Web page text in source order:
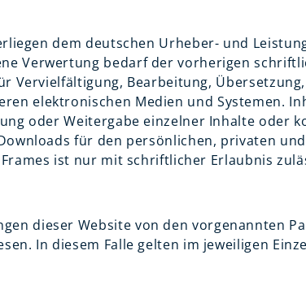
dem deutschen Urheber- und
Verwertung bedarf der vorherigen
Vervielfältigung, Bearbeitung,
elektronischen Medien und Systemen.
oder Weitergabe einzelner Inhalte oder
für den persönlichen, privaten
ist nur mit schriftlicher Erlaubnis
dieser Website von den vorgenannten
In diesem Falle gelten im jeweiligen